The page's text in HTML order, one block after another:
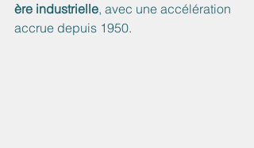
ère industrielle, avec une accélération
accrue depuis 1950.